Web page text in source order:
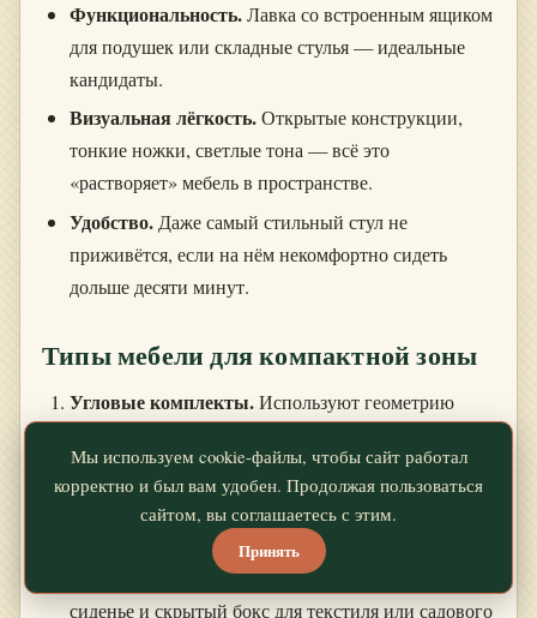
Функциональность.Лавка со встроенным ящиком
для подушек или складные стулья — идеальные
кандидаты.
Визуальная лёгкость.Открытые конструкции,
тонкие ножки, светлые тона — всё это
«растворяет» мебель в пространстве.
Удобство.Даже самый стильный стул не
приживётся, если на нём некомфортно сидеть
дольше десяти минут.
Типы мебели для компактной зоны
Угловые комплекты.Используют геометрию
зонирование.
Кресла с подставками.Компактные, мобильные,
позволяют менять конфигурацию под настроение.
Лавочки с местом для хранения.
сиденье и скрытый бокс для текстиля или садового
Мы используем cookie-файлы, чтобы сайт работал
корректно и был вам удобен. Продолжая пользоваться
сайтом, вы соглашаетесь с этим.
Принять